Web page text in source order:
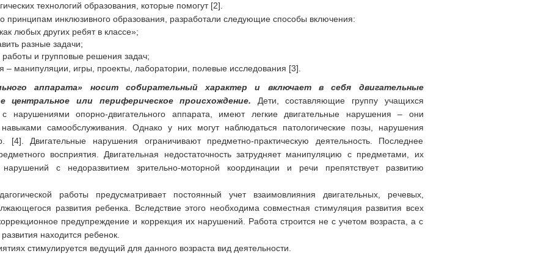
технологий образования, которые помогут [2].
принципам инклюзивного образования, разработали следующие способы включения:
любых других ребят в классе»;
разные задачи;
и групповые решения задач;
– манипуляции, игры, проекты, лаборатории, полевые исследования [3].
аппарата» носит собирательный характер и включает в себя двигательные
центральное или периферическое происхождение. Дети, составляющие группу учащихся
нарушениями опорно-двигательного аппарата, имеют легкие двигательные нарушения – они
самообслуживания. Однако у них могут наблюдаться патологические позы, нарушения
Двигательные нарушения ограничивают предметно-практическую деятельность. Последнее
восприятия. Двигательная недостаточность затрудняет манипуляцию с предметами, их
с недоразвитием зрительно-моторной координации и речи препятствует развитию
работы предусматривает постоянный учет взаимовлияния двигательных, речевых,
развития ребенка. Вследствие этого необходима совместная стимуляция развития всех
предупреждение и коррекция их нарушений. Работа строится не с учетом возраста, а с
находится ребенок.
стимулируется ведущий для данного возраста вид деятельности.